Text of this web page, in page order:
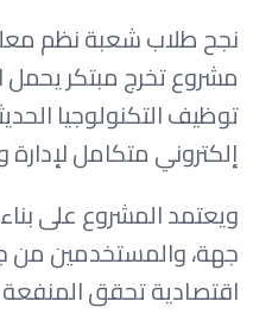
نجح طلاب شعبة نظم
توظيف التكنولوجيا
إلكتروني متكامل
جهة، والمستخدمين من
اقتصادية تحقق